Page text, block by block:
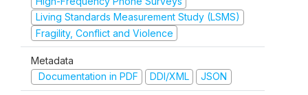
Living Standards Measurement Study (LSMS)
Fragility, Conflict and Violence
Metadata
Documentation in PDF
DDI/XML JSON